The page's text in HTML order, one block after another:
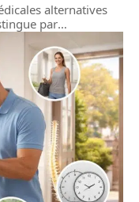
alternatives
par…